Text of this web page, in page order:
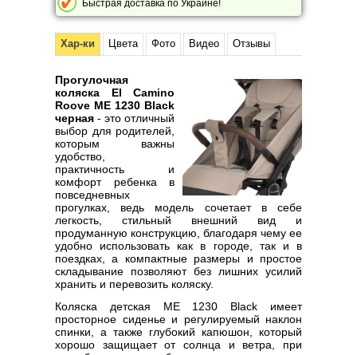
Быстрая доставка по Украине!
Хар-ки Цвета Фото Видео Отзывы
Прогулочная
коляска El Camino
Roove ME 1230 Black
черная - это отличный
выбор для родителей,
которым важны
удобство,
практичность и
комфорт ребенка в
повседневных
прогулках, ведь модель сочетает в себе
легкость, стильный внешний вид и
продуманную конструкцию, благодаря чему ее
удобно использовать как в городе, так и в
поездках, а компактные размеры и простое
складывание позволяют без лишних усилий
хранить и перевозить коляску.
Коляска детская ME 1230 Black имеет
просторное сиденье и регулируемый наклон
спинки, а также глубокий капюшон, который
хорошо защищает от солнца и ветра, при